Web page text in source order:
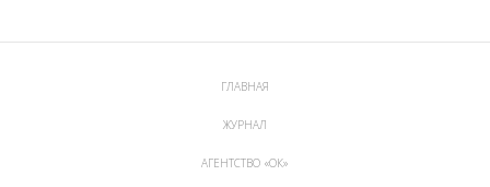
ГЛАВНАЯ
ЖУРНАЛ
АГЕНТСТВО «ОК»